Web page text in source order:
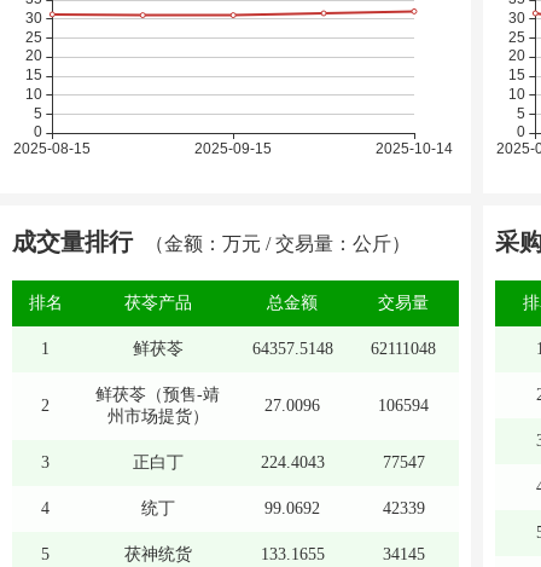
成交量排行 （金额：万元 / 交易量：公斤）
排名 茯苓产品 总金额 交易量
1 鲜茯苓 64357.5148 62111048
2
鲜茯苓（预售-靖
州市场提货）
27.0096 106594
3 正白丁 224.4043 77547
4 统丁 99.0692 42339
5 茯神统货 133.1655 34145
采